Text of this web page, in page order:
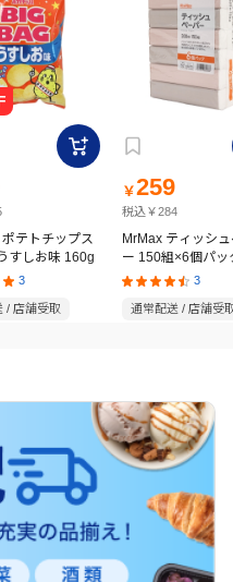
テトチップス
すしお味 160g
3
/ 店舗受取
￥259
税込￥284
MrMax ティッシ
ー 150組×6個パッ
3
通常配送 / 店舗受